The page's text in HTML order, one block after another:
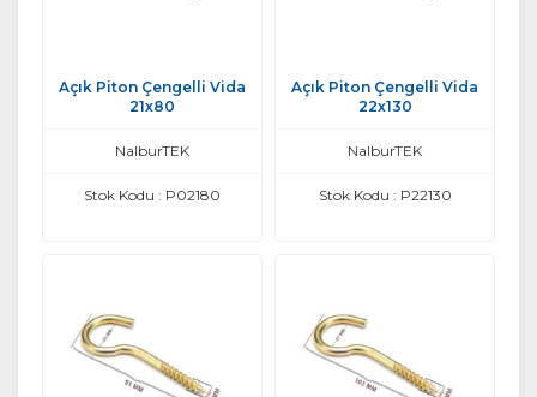
Açık Piton Çengelli Vida
21x80
NalburTEK
Stok Kodu : P02180
Açık Piton Çengelli Vida
22x130
NalburTEK
Stok Kodu : P22130